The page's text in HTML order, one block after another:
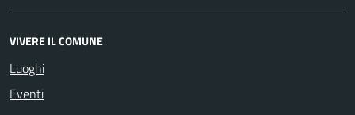
VIVERE IL COMUNE
Luoghi
Eventi